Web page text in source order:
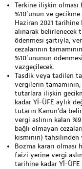
Terkine ilişkin
%10’unun ve
Haziran 2021 tarihine
alınarak belirlenecek
ödenmesi şartıyla,
cezalarının
%10’ununun
vazgeçilecek.
Tasdik veya tadilen
vergilerin
tutarlara ilişkin
kadar Yİ-ÜFE aylık
tutarın Kanun’da
vergi aslının kalan
bağlı olmayan
kısmının)
Bozma kararı olması
faizi yerine vergi
tarihine kadar Yİ-ÜFE